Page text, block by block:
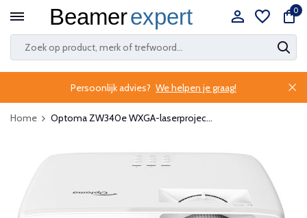
0
Persoonlijk advies? We helpen je graag!
Home Optoma ZW340e WXGA-laserprojec...